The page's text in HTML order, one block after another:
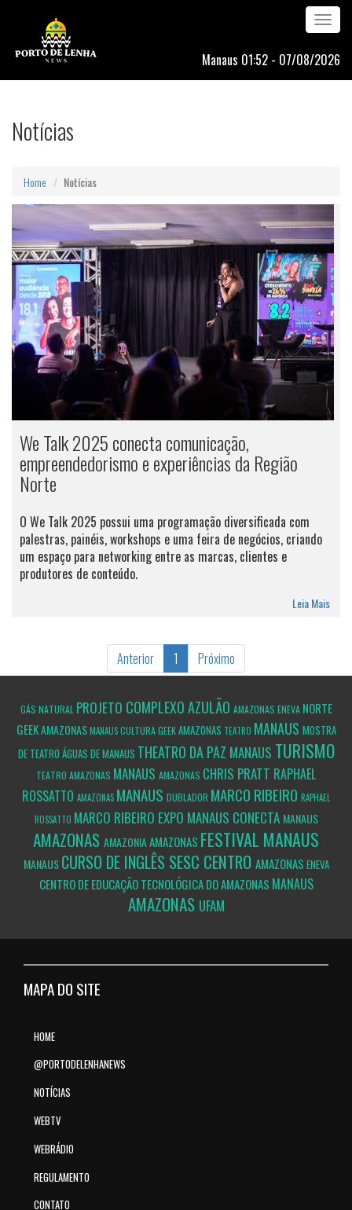
Toggle
navigation
Manaus 01:52 - 07/08/2026
Notícias
Home Notícias
We Talk 2025 conecta comunicação,
empreendedorismo e experiências da Região
Norte
O We Talk 2025 possui uma programação diversificada com
palestras, painéis, workshops e uma feira de negócios, criando
um espaço para networking entre as marcas, clientes e
produtores de conteúdo.
Leia Mais
Anterior 1 Próximo
GÁS NATURAL PROJETO COMPLEXO AZULÃO AMAZONAS ENEVA NORTE
GEEKAMAZONASMANAUSCULTURA GEEKAMAZONAS TEATRO MANAUS MOSTRA
DE TEATRO ÁGUAS DE MANAUS THEATRO DA PAZ MANAUS TURISMO
TEATRO AMAZONAS MANAUS AMAZONAS CHRIS PRATT RAPHAEL
ROSSATTO AMAZONAS MANAUS DUBLADOR MARCO RIBEIRO RAPHAEL
ROSSATTO MARCO RIBEIRO EXPO MANAUS CONECTA MANAUS
AMAZONAS AMAZONIAAMAZONAS FESTIVAL MANAUS
MANAUSCURSO DE INGLÊS SESC CENTRO AMAZONAS ENEVA
CENTRO DE EDUCAÇÃO TECNOLÓGICA DO AMAZONAS MANAUS
AMAZONAS UFAM
MAPA DO SITE
HOME
@PORTODELENHANEWS
NOTÍCIAS
WEBTV
WEBRÁDIO
REGULAMENTO
CONTATO